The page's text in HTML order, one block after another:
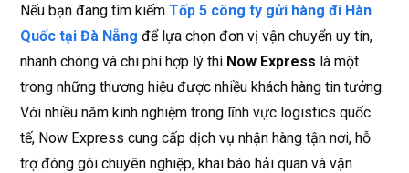
Nếu bạn đang tìm kiếmTốp 5 công ty gửi hàng đi Hàn
Quốc tại Đà Nẵng để lựa chọn đơn vị vận chuyển uy tín,
nhanh chóng và chi phí hợp lý thì Now Express là một
trong những thương hiệu được nhiều khách hàng tin tưởng.
Với nhiều năm kinh nghiệm trong lĩnh vực logistics quốc
tế, Now Express cung cấp dịch vụ nhận hàng tận nơi, hỗ
trợ đóng gói chuyên nghiệp, khai báo hải quan và vận